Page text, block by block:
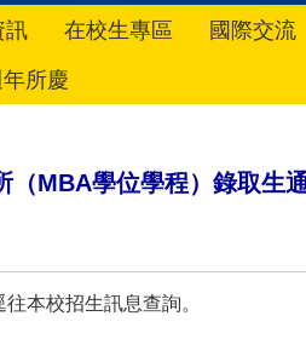
訊 在校生專區 國際交流
所慶
（MBA學位學程）錄取生
本校招生訊息查詢。